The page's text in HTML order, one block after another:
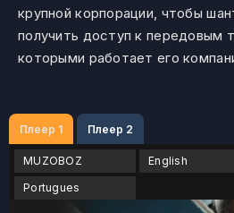
крупной корпорации, чтобы
получить доступ к передовым
которыми работает его
Плеер 1 Плеер 2
MUZOBOZ English
Portugues